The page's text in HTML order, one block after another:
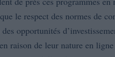
le respect des normes de
opportunités
raison de leur nature en